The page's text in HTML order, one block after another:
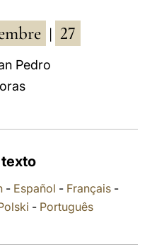
POLSKI
27
Pedro
- Español - Français-
- Português